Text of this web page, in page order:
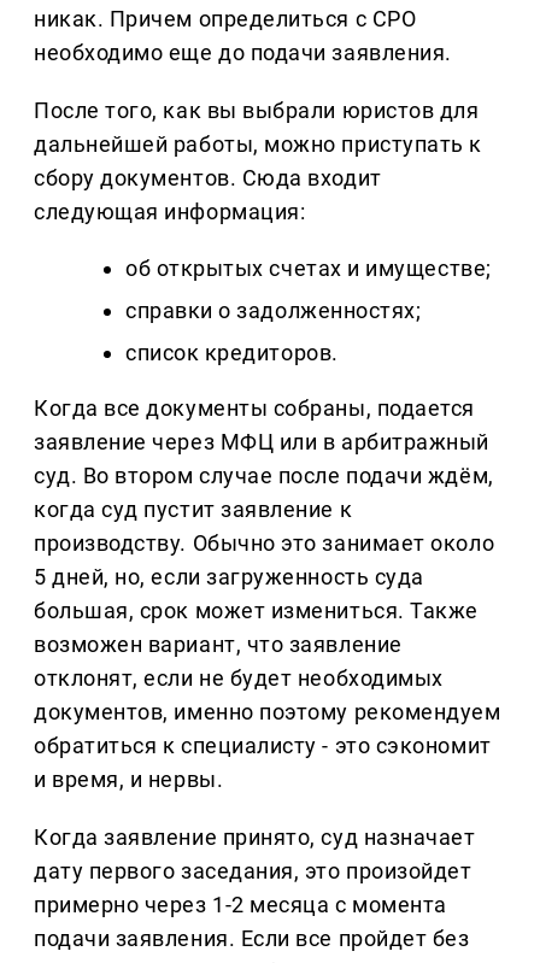
никак. Причем определиться с СРО
необходимо еще до подачи заявления.
После того, как вы выбрали юристов для
дальнейшей работы, можно приступать к
сбору документов. Сюда входит
следующая информация:
об открытых счетах и имуществе;
справки о задолженностях;
список кредиторов.
Когда все документы собраны, подается
заявление через МФЦ или в арбитражный
суд. Во втором случае после подачи ждём,
когда суд пустит заявление к
производству. Обычно это занимает около
5 дней, но, если загруженность суда
большая, срок может измениться. Также
возможен вариант, что заявление
отклонят, если не будет необходимых
документов, именно поэтому рекомендуем
обратиться к специалисту - это сэкономит
и время, и нервы.
Когда заявление принято, суд назначает
дату первого заседания, это произойдет
примерно через 1-2 месяца с момента
подачи заявления. Если все пройдет без